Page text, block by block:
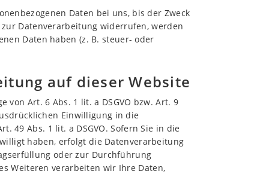
Daten bei uns, bis der Zweck
Datenverarbeitung widerrufen, werden
Daten haben (z. B. steuer- oder
auf dieser Website
Art. 6 Abs. 1 lit. a DSGVO bzw. Art. 9
Einwilligung in die
49 Abs. 1 lit. a DSGVO. Sofern Sie in die
haben, erfolgt die Datenverarbeitung
oder zur Durchführung
Weiteren verarbeiten wir Ihre Daten,